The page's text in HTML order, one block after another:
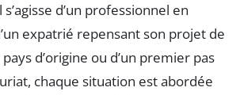
d’un professionnel en
expatrié repensant son projet de
d’origine ou d’un premier pas
chaque situation est abordée